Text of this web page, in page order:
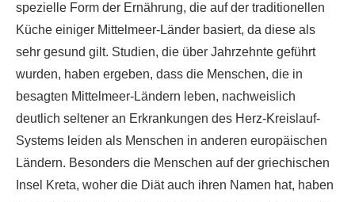
spezielle Form der Ernährung, die auf der traditionellen
Küche einiger Mittelmeer-Länder basiert, da diese als
sehr gesund gilt. Studien, die über Jahrzehnte geführt
wurden, haben ergeben, dass die Menschen, die in
besagten Mittelmeer-Ländern leben, nachweislich
deutlich seltener an Erkrankungen des Herz-Kreislauf-
Systems leiden als Menschen in anderen europäischen
Ländern. Besonders die Menschen auf der griechischen
Insel Kreta, woher die Diät auch ihren Namen hat, haben